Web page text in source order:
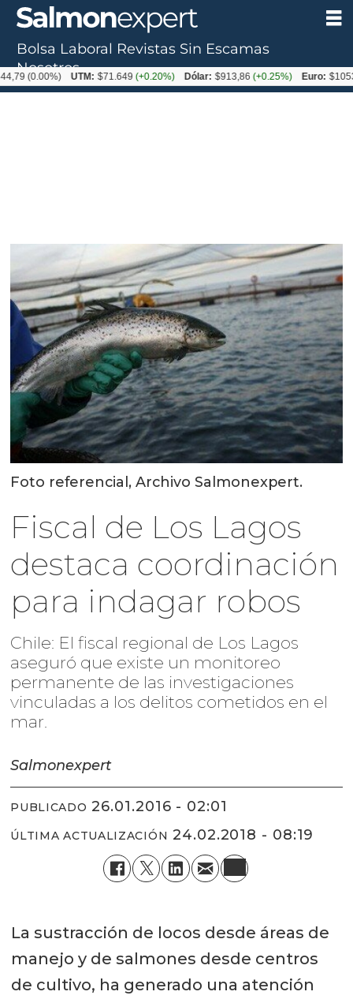
Foto referencial, Archivo Salmonexpert.
Fiscal de Los Lagos
destaca coordinación
para indagar robos
Chile: El fiscal regional de Los Lagos
aseguró que existe un monitoreo
permanente de las investigaciones
vinculadas a los delitos cometidos en el
mar.
Salmonexpert
PUBLICADO 26.01.2016 - 02:01
ÚLTIMA ACTUALIZACIÓN 24.02.2018 - 08:19
La sustracción de locos desde áreas de
manejo y de salmones desde centros
de cultivo, ha generado una atención
Bolsa Laboral Revistas Sin Escamas
Nosotros
UTM: $71.649(+0.20%) Dólar: $913,86(+0.25%) Euro: $1053,08(-